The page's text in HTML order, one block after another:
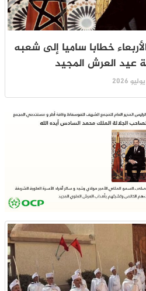
خطابا ساميا إلى شعبه
عيد العرش المجيد